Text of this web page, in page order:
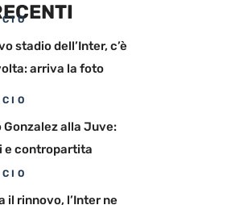
stadio dell’Inter, c’è
arriva la foto
Gonzalez alla Juve:
e contropartita
il rinnovo, l’Inter ne